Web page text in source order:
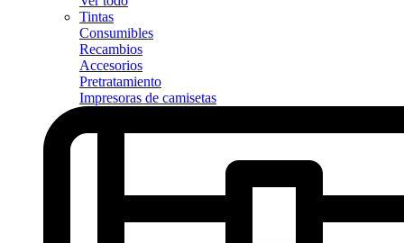
Tintas
Consumibles
Recambios
Accesorios
Pretratamiento
Impresoras de camisetas